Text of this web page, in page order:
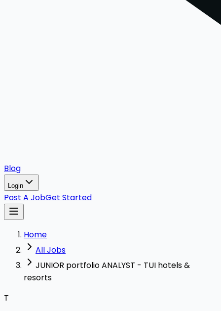
Blog
Login
Post A JobGet Started
Home
All Jobs
JUNIOR portfolio ANALYST - TUI hotels &
resorts
T